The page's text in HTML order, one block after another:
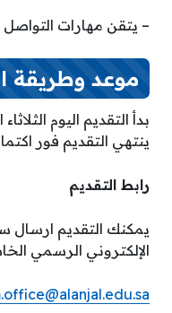
– يتقن مهارات
موعد وطريقة
ينتهي التقديم فور
رابط التقديم
يمكنك التقديم ارسال
الإلكتروني الرسمي